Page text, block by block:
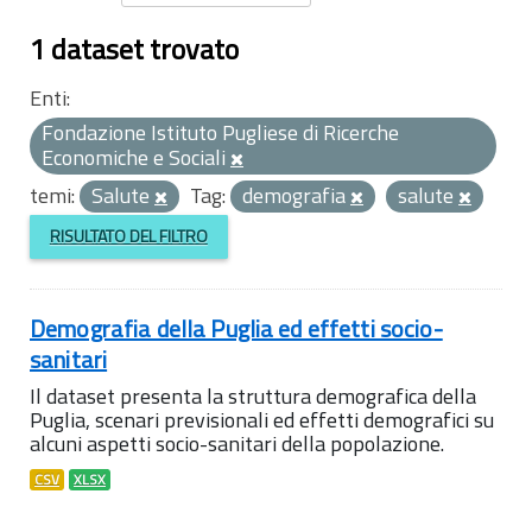
1 dataset trovato
Enti:
Fondazione Istituto Pugliese di Ricerche
Economiche e Sociali
temi: Salute Tag: demografia salute
RISULTATO DEL FILTRO
Demografia della Puglia ed effetti socio-
sanitari
Il dataset presenta la struttura demografica della
Puglia, scenari previsionali ed effetti demografici su
alcuni aspetti socio-sanitari della popolazione.
CSV XLSX